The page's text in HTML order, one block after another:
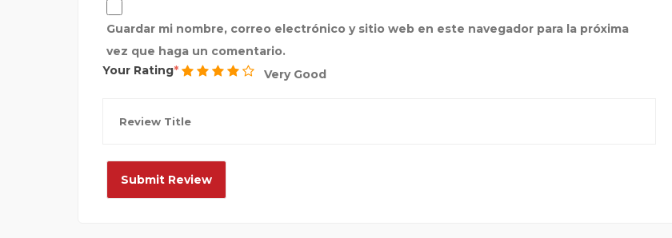
Guardar mi nombre, correo electrónico y sitio web en este navegador para la próxima
vez que haga un comentario.
Your Rating
Very Good